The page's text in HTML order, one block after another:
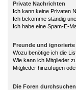
Private Nachrichten
Ich kann keine Privaten
Ich bekomme ständig
Ich habe eine Spam-E-
Freunde und
Wozu benötige ich die
Wie kann ich Mitglieder
Mitglieder hinzufügen
Die Foren durchsuchen